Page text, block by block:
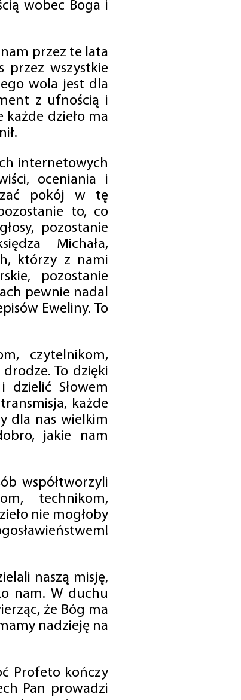
wobec Boga i
przez te lata
przez wszystkie
wola jest dla
z ufnością i
każde dzieło ma
internetowych
oceniania i
pokój w tę
to, co
pozostanie
Michała,
którzy z nami
pozostanie
pewnie nadal
Eweliny. To
czytelnikom,
To dzięki
Słowem
każde
dla nas wielkim
jakie nam
współtworzyli
technikom,
nie mogłoby
naszą misję,
nam. W duchu
że Bóg ma
nadzieję na
Profeto kończy
Pan prowadzi